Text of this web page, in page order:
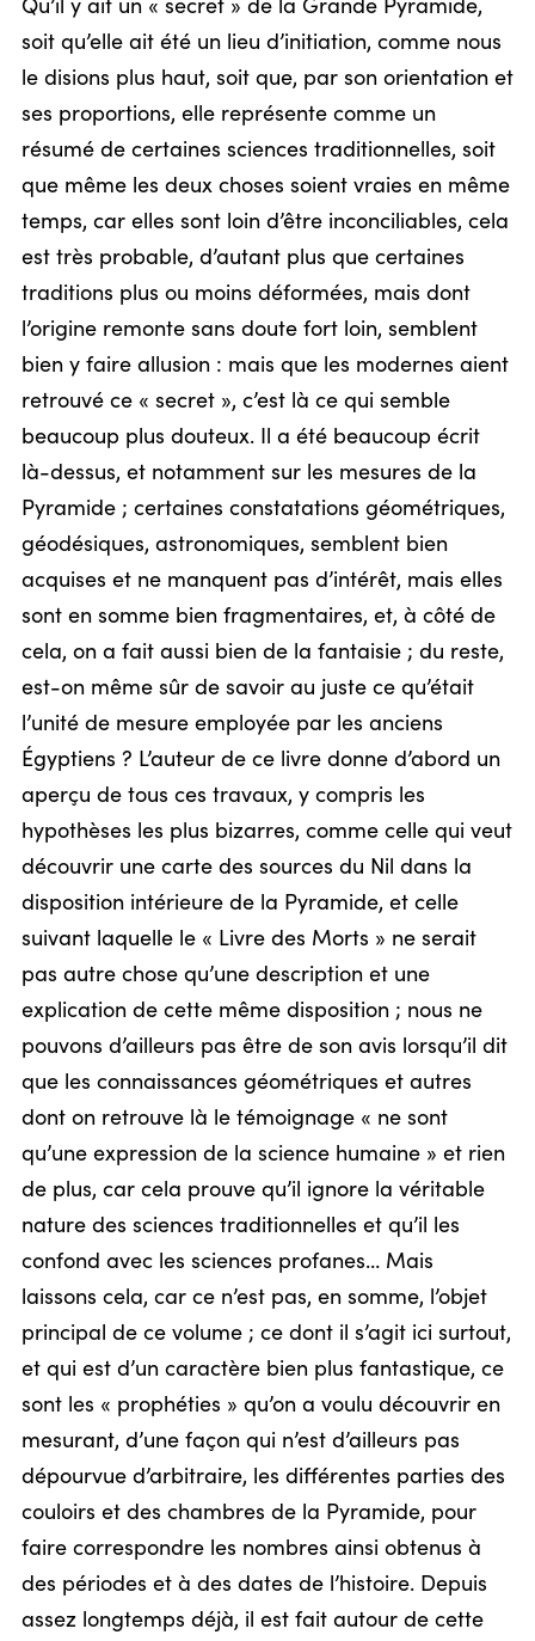
Qu’il y ait un « secret » de la Grande Pyramide,
soit qu’elle ait été un lieu d’initiation, comme nous
le disions plus haut, soit que, par son orientation et
ses proportions, elle représente comme un
résumé de certaines sciences traditionnelles, soit
que même les deux choses soient vraies en même
temps, car elles sont loin d’être inconciliables, cela
est très probable, d’autant plus que certaines
traditions plus ou moins déformées, mais dont
l’origine remonte sans doute fort loin, semblent
bien y faire allusion : mais que les modernes aient
retrouvé ce « secret », c’est là ce qui semble
beaucoup plus douteux. Il a été beaucoup écrit
là-dessus, et notamment sur les mesures de la
Pyramide ; certaines constatations géométriques,
géodésiques, astronomiques, semblent bien
acquises et ne manquent pas d’intérêt, mais elles
sont en somme bien fragmentaires, et, à côté de
cela, on a fait aussi bien de la fantaisie ; du reste,
est-on même sûr de savoir au juste ce qu’était
l’unité de mesure employée par les anciens
Égyptiens ? L’auteur de ce livre donne d’abord un
aperçu de tous ces travaux, y compris les
hypothèses les plus bizarres, comme celle qui veut
découvrir une carte des sources du Nil dans la
disposition intérieure de la Pyramide, et celle
suivant laquelle le « Livre des Morts » ne serait
pas autre chose qu’une description et une
explication de cette même disposition ; nous ne
pouvons d’ailleurs pas être de son avis lorsqu’il dit
que les connaissances géométriques et autres
dont on retrouve là le témoignage « ne sont
qu’une expression de la science humaine » et rien
de plus, car cela prouve qu’il ignore la véritable
nature des sciences traditionnelles et qu’il les
confond avec les sciences profanes… Mais
laissons cela, car ce n’est pas, en somme, l’objet
principal de ce volume ; ce dont il s’agit ici surtout,
et qui est d’un caractère bien plus fantastique, ce
sont les « prophéties » qu’on a voulu découvrir en
mesurant, d’une façon qui n’est d’ailleurs pas
dépourvue d’arbitraire, les différentes parties des
couloirs et des chambres de la Pyramide, pour
faire correspondre les nombres ainsi obtenus à
des périodes et à des dates de l’histoire. Depuis
assez longtemps déjà, il est fait autour de cette